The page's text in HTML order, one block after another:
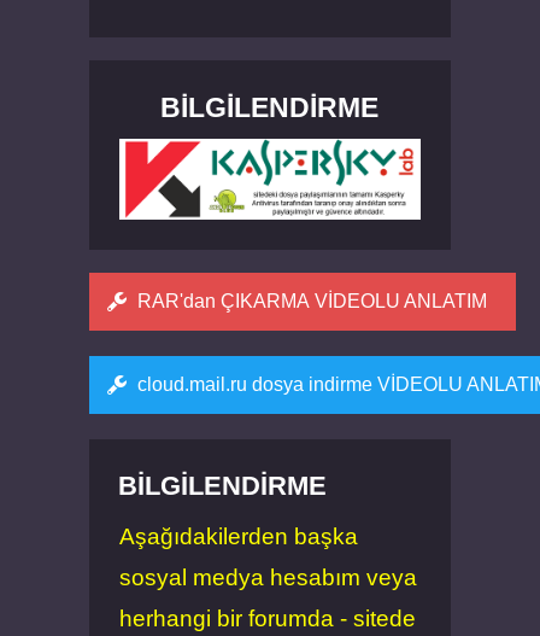
BILGILENDIRME
RAR'dan ÇIKARMA VİDEOLU ANLATIM
cloud.mail.ru dosya indirme VİDEOLU
BILGILENDIRME
Aşağıdakilerden başka
sosyal medya hesabım veya
herhangi bir forumda - sitede